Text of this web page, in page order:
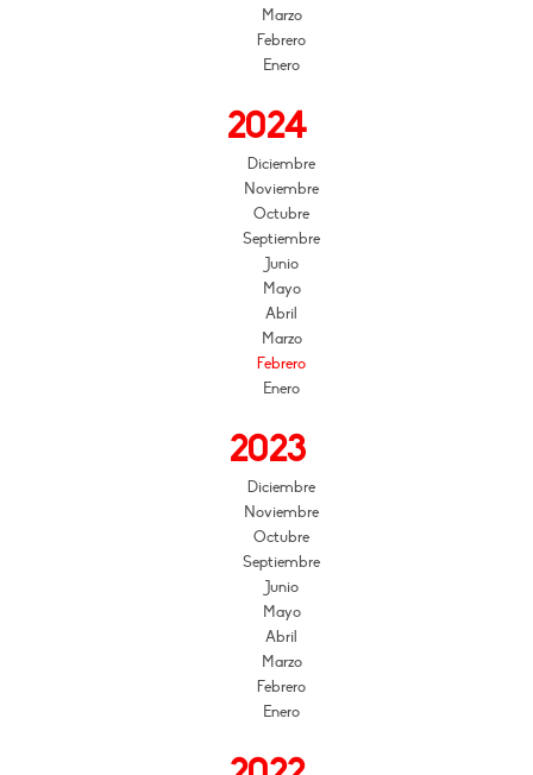
Marzo
Febrero
Enero
2024
Diciembre
Noviembre
Octubre
Septiembre
Junio
Mayo
Abril
Marzo
Febrero
Enero
2023
Diciembre
Noviembre
Octubre
Septiembre
Junio
Mayo
Abril
Marzo
Febrero
Enero